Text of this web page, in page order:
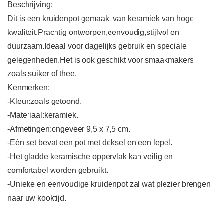
Beschrijving:
Dit is een kruidenpot gemaakt van keramiek van hoge
kwaliteit.Prachtig ontworpen,eenvoudig,stijlvol en
duurzaam.Ideaal voor dagelijks gebruik en speciale
gelegenheden.Het is ook geschikt voor smaakmakers
zoals suiker of thee.
Kenmerken:
-Kleur:zoals getoond.
-Materiaal:keramiek.
-Afmetingen:ongeveer 9,5 x 7,5 cm.
-Eén set bevat een pot met deksel en een lepel.
-Het gladde keramische oppervlak kan veilig en
comfortabel worden gebruikt.
-Unieke en eenvoudige kruidenpot zal wat plezier brengen
naar uw kooktijd.